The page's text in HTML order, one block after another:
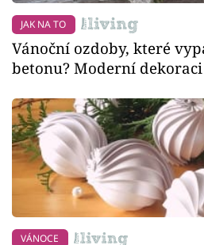
JAK NA TO
Vánoční ozdoby, které
betonu? Moderní
VÁNOCE